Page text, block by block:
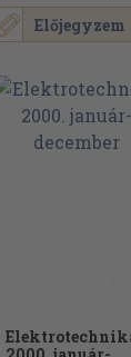
Előjegyzem